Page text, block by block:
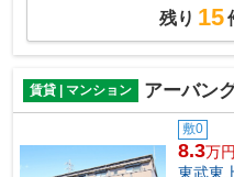
残り 15
賃貸 | マンション アーバン
敷0
8.3万円
東武東